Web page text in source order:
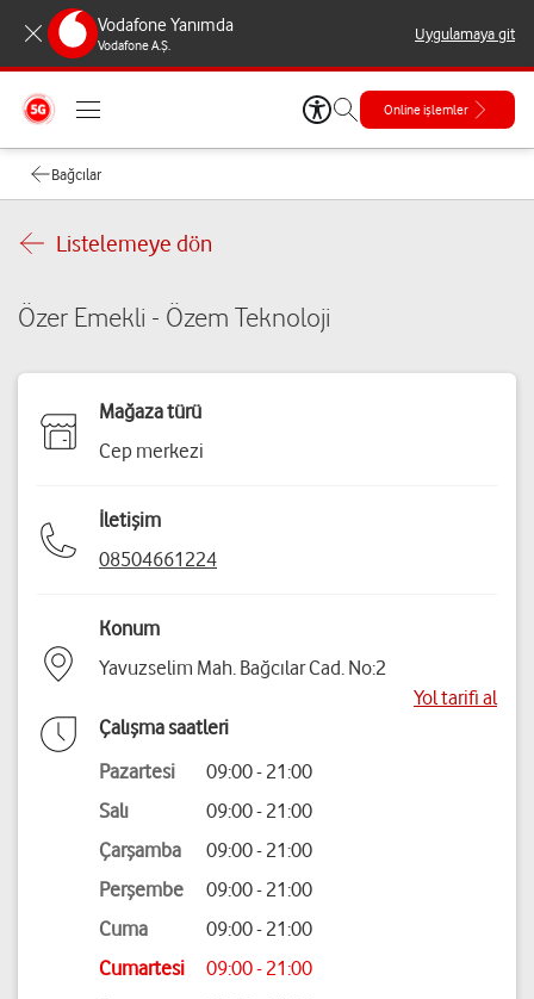
Vodafone Yanımda
Vodafone A.Ş.
Uygulamaya git
Online işlemler
Bağcılar
Listelemeye dön
Özer Emekli - Özem Teknoloji
Mağaza türü
Cep merkezi
İletişim
08504661224
Konum
Yavuzselim Mah. Bağcılar Cad. No:2
Yol tarifi al
Çalışma saatleri
Pazartesi
09:00 - 21:00
Salı
09:00 - 21:00
Çarşamba
09:00 - 21:00
Perşembe
09:00 - 21:00
Cuma
09:00 - 21:00
Cumartesi
09:00 - 21:00